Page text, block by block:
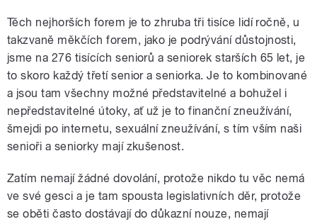
Těch nejhorších forem je to zhruba tři tisíce lidí ročně, u
takzvaně měkčích forem, jako je podrývání důstojnosti,
jsme na 276 tisících seniorů a seniorek starších 65 let, je
to skoro každý třetí senior a seniorka. Je to kombinované
a jsou tam všechny možné představitelné a bohužel i
nepředstavitelné útoky, ať už je to finanční zneužívání,
šmejdi po internetu, sexuální zneužívání, s tím vším naši
senioři a seniorky mají zkušenost.
Zatím nemají žádné dovolání, protože nikdo tu věc nemá
ve své gesci a je tam spousta legislativních děr, protože
se oběti často dostávají do důkazní nouze, nemají